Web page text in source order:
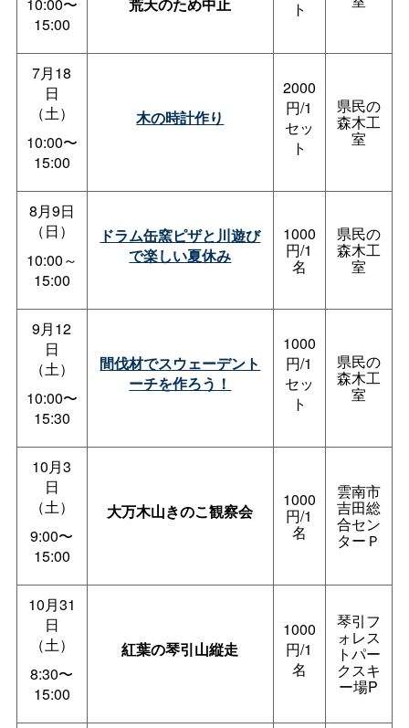
15:00
ト
7月18
日
（土）
10:00〜
15:00
木の時計作り
2000
円/1
セッ
ト
県民の
森木工
室
8月9日
（日）
10:00～
15:00
ドラム缶窯ピザと川遊び
で楽しい夏休み
1000
円/1
名
県民の
森木工
室
9月12
日
（土）
10:00〜
15:30
間伐材でスウェーデント
ーチを作ろう！
1000
円/1
セッ
ト
県民の
森木工
室
10月3
日
（土）
9:00〜
15:00
大万木山きのこ観察会
1000
円/1
名
雲南市
吉田総
合セン
ターＰ
10月31
日
（土）
8:30〜
15:00
紅葉の琴引山縦走
1000
円/1
名
琴引フ
ォレス
トパー
クスキ
ー場P